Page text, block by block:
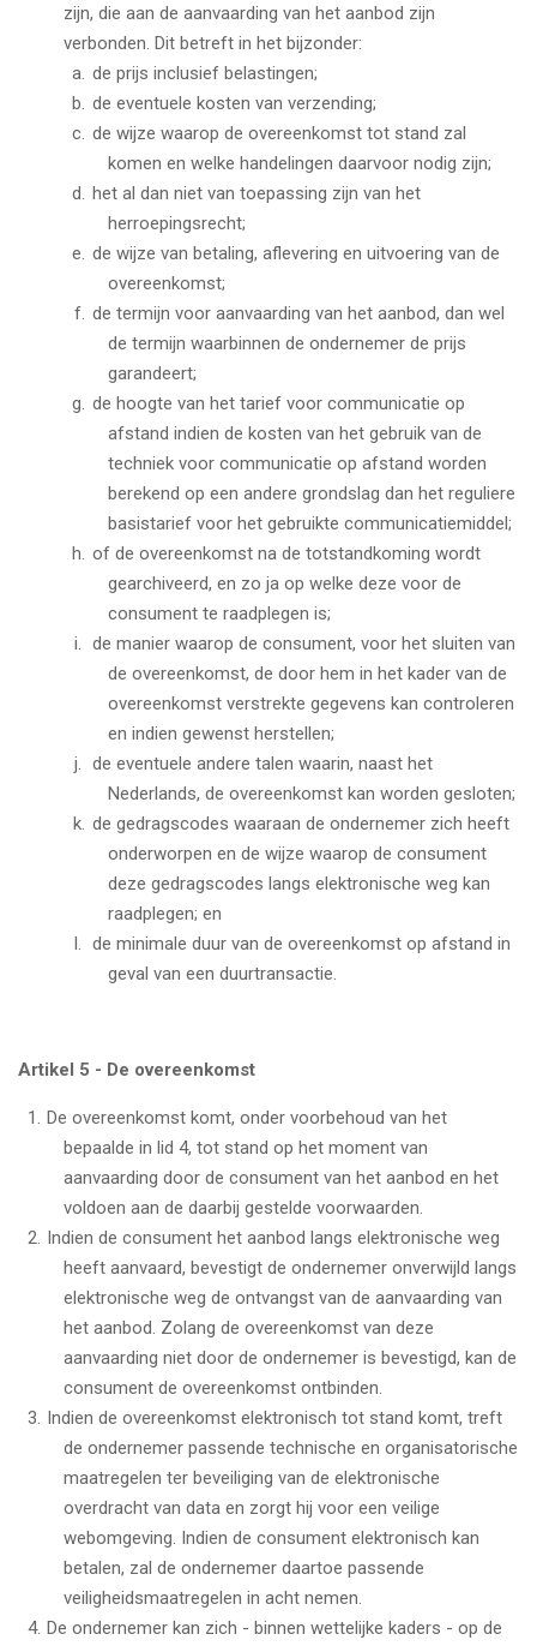
zijn, die aan de aanvaarding van het aanbod zijn
verbonden. Dit betreft in het bijzonder:
de prijs inclusief belastingen;
de eventuele kosten van verzending;
de wijze waarop de overeenkomst tot stand zal
komen en welke handelingen daarvoor nodig zijn;
het al dan niet van toepassing zijn van het
herroepingsrecht;
de wijze van betaling, aflevering en uitvoering van de
overeenkomst;
de termijn voor aanvaarding van het aanbod, dan wel
de termijn waarbinnen de ondernemer de prijs
garandeert;
de hoogte van het tarief voor communicatie op
afstand indien de kosten van het gebruik van de
techniek voor communicatie op afstand worden
berekend op een andere grondslag dan het reguliere
basistarief voor het gebruikte communicatiemiddel;
of de overeenkomst na de totstandkoming wordt
gearchiveerd, en zo ja op welke deze voor de
consument te raadplegen is;
de manier waarop de consument, voor het sluiten van
de overeenkomst, de door hem in het kader van de
overeenkomst verstrekte gegevens kan controleren
en indien gewenst herstellen;
de eventuele andere talen waarin, naast het
Nederlands, de overeenkomst kan worden gesloten;
de gedragscodes waaraan de ondernemer zich heeft
onderworpen en de wijze waarop de consument
deze gedragscodes langs elektronische weg kan
raadplegen; en
de minimale duur van de overeenkomst op afstand in
geval van een duurtransactie.
Artikel 5 - De overeenkomst
De overeenkomst komt, onder voorbehoud van het
bepaalde in lid 4, tot stand op het moment van
aanvaarding door de consument van het aanbod en het
voldoen aan de daarbij gestelde voorwaarden.
Indien de consument het aanbod langs elektronische weg
heeft aanvaard, bevestigt de ondernemer onverwijld langs
elektronische weg de ontvangst van de aanvaarding van
het aanbod. Zolang de overeenkomst van deze
aanvaarding niet door de ondernemer is bevestigd, kan de
consument de overeenkomst ontbinden.
Indien de overeenkomst elektronisch tot stand komt, treft
de ondernemer passende technische en organisatorische
maatregelen ter beveiliging van de elektronische
overdracht van data en zorgt hij voor een veilige
webomgeving. Indien de consument elektronisch kan
betalen, zal de ondernemer daartoe passende
veiligheidsmaatregelen in acht nemen.
De ondernemer kan zich - binnen wettelijke kaders - op de